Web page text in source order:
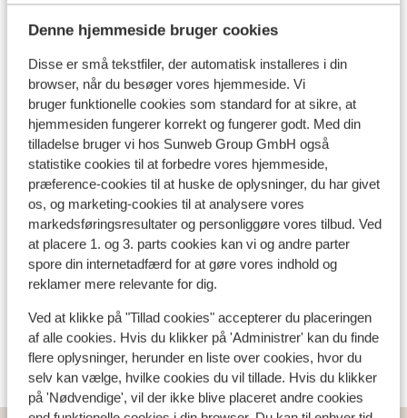
Denne hjemmeside bruger cookies
Disse er små tekstfiler, der automatisk installeres i din
browser, når du besøger vores hjemmeside. Vi
bruger funktionelle cookies som standard for at sikre, at
hjemmesiden fungerer korrekt og fungerer godt. Med din
tilladelse bruger vi hos Sunweb Group GmbH også
statistike cookies til at forbedre vores hjemmeside,
præference-cookies til at huske de oplysninger, du har givet
os, og marketing-cookies til at analysere vores
markedsføringsresultater og personliggøre vores tilbud. Ved
at placere 1. og 3. parts cookies kan vi og andre parter
spore din internetadfærd for at gøre vores indhold og
reklamer mere relevante for dig.
Ved at klikke på "Tillad cookies" accepterer du placeringen
af alle cookies. Hvis du klikker på 'Administrer' kan du finde
flere oplysninger, herunder en liste over cookies, hvor du
selv kan vælge, hvilke cookies du vil tillade. Hvis du klikker
på 'Nødvendige', vil der ikke blive placeret andre cookies
ultra komfortable himmelsenge, der får dig til at
glemme alt om hverdagens travlhed!
Flyinformation
Hvad gæster synes
Dette er 100 % ægte kundeanmeldelser, der ærligt
afspejler deres oplevelser med vores produkt.
Mere om anmeldelser
Mest booket af med partner
9.6 Fabelagtig
30. nov. 2024
non
non
Oversæt til dansk (DA)
Anonym
Med partner
Se alle 1 anmeldelser